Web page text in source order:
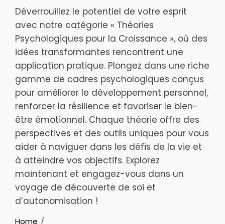
Déverrouillez le potentiel de votre esprit
avec notre catégorie « Théories
Psychologiques pour la Croissance », où des
idées transformantes rencontrent une
application pratique. Plongez dans une riche
gamme de cadres psychologiques conçus
pour améliorer le développement personnel,
renforcer la résilience et favoriser le bien-
être émotionnel. Chaque théorie offre des
perspectives et des outils uniques pour vous
aider à naviguer dans les défis de la vie et
à atteindre vos objectifs. Explorez
maintenant et engagez-vous dans un
voyage de découverte de soi et
d’autonomisation !
Home